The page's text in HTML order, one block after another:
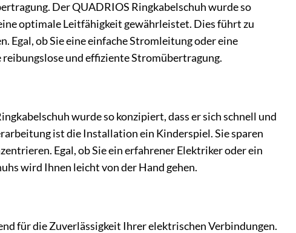
Der QUADRIOS Ringkabelschuh wurde so
optimale Leitfähigkeit gewährleistet. Dies führt zu
Egal, ob Sie eine einfache Stromleitung oder eine
und effiziente Stromübertragung.
wurde so konzipiert, dass er sich schnell und
ist die Installation ein Kinderspiel. Sie sparen
Egal, ob Sie ein erfahrener Elektriker oder ein
wird Ihnen leicht von der Hand gehen.
für die Zuverlässigkeit Ihrer elektrischen Verbindungen.